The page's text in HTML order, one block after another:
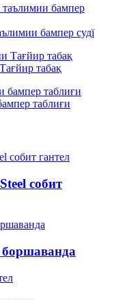
бампер судї
табақ
таблиғи
собит